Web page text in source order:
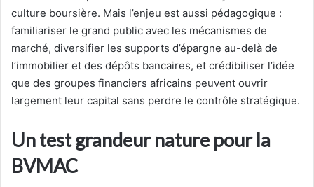
culture boursière. Mais l’enjeu est aussi pédagogique :
familiariser le grand public avec les mécanismes de
marché, diversifier les supports d’épargne au-delà de
l’immobilier et des dépôts bancaires, et crédibiliser l’idée
que des groupes financiers africains peuvent ouvrir
largement leur capital sans perdre le contrôle stratégique.
Un test grandeur nature pour la
BVMAC